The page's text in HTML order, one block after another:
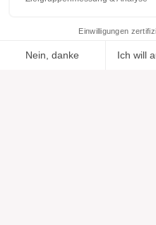
Einwilligungen
Nein, danke Ich will
Zur Wishlist